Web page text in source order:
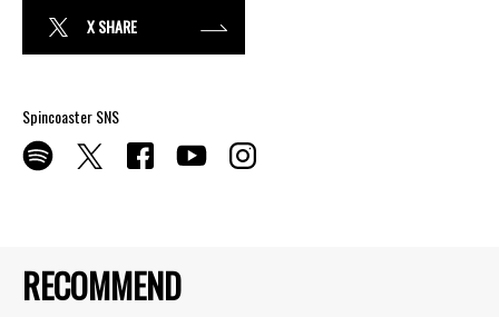
RECOMMEND
X SHARE
Spincoaster SNS